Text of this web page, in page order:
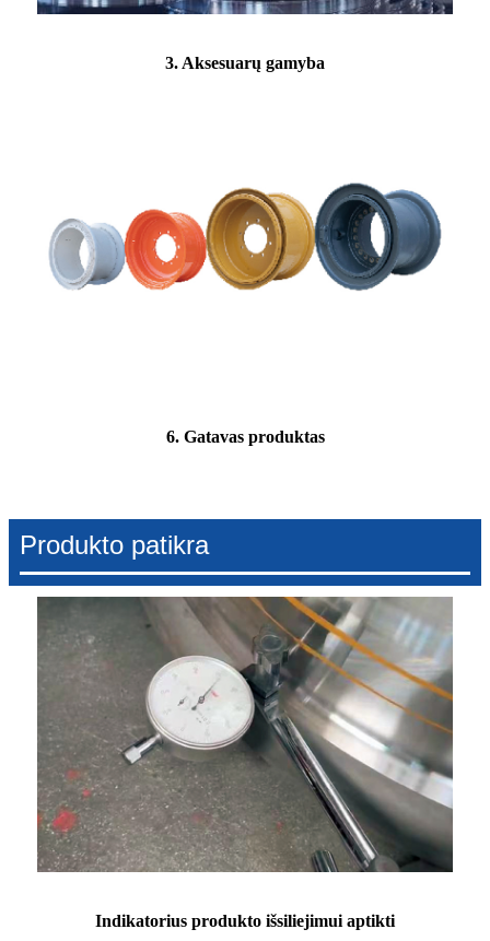
3. Aksesuarų gamyba
6. Gatavas produktas
Produkto patikra
Indikatorius produkto išsiliejimui aptikti